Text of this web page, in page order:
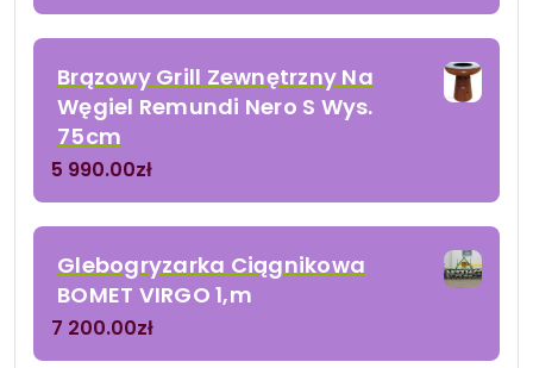
Brązowy Grill Zewnętrzny Na
Węgiel Remundi Nero S Wys.
75cm
5 990.00zł
Glebogryzarka Ciągnikowa
BOMET VIRGO 1,m
7 200.00zł